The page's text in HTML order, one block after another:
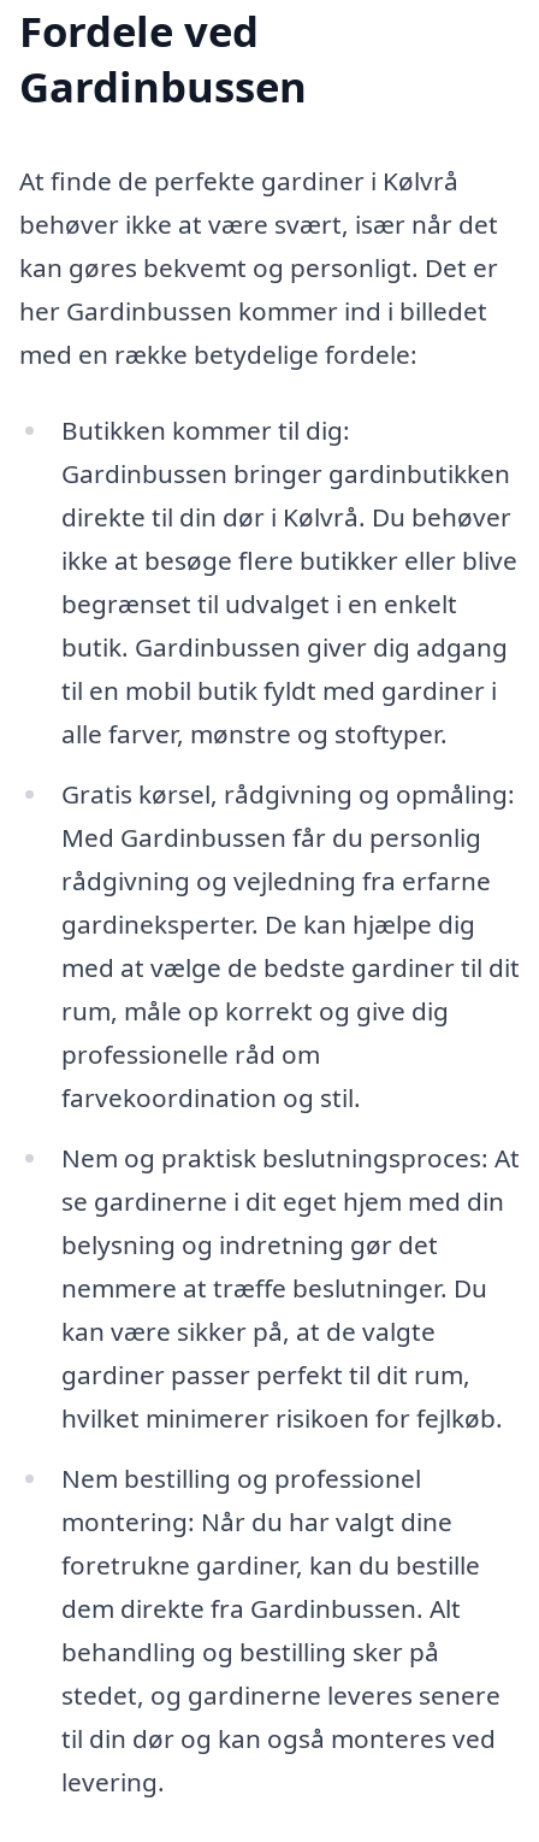
Fordele ved
Gardinbussen
At finde de perfekte gardiner i Kølvrå
behøver ikke at være svært, især når det
kan gøres bekvemt og personligt. Det er
her Gardinbussen kommer ind i billedet
med en række betydelige fordele:
Butikken kommer til dig:
Gardinbussen bringer gardinbutikken
direkte til din dør i Kølvrå. Du behøver
ikke at besøge flere butikker eller blive
begrænset til udvalget i en enkelt
butik. Gardinbussen giver dig adgang
til en mobil butik fyldt med gardiner i
alle farver, mønstre og stoftyper.
Gratis kørsel, rådgivning og opmåling:
Med Gardinbussen får du personlig
rådgivning og vejledning fra erfarne
gardineksperter. De kan hjælpe dig
med at vælge de bedste gardiner til dit
rum, måle op korrekt og give dig
professionelle råd om
farvekoordination og stil.
Nem og praktisk beslutningsproces: At
se gardinerne i dit eget hjem med din
belysning og indretning gør det
nemmere at træffe beslutninger. Du
kan være sikker på, at de valgte
gardiner passer perfekt til dit rum,
hvilket minimerer risikoen for fejlkøb.
Nem bestilling og professionel
montering: Når du har valgt dine
foretrukne gardiner, kan du bestille
dem direkte fra Gardinbussen. Alt
behandling og bestilling sker på
stedet, og gardinerne leveres senere
til din dør og kan også monteres ved
levering.